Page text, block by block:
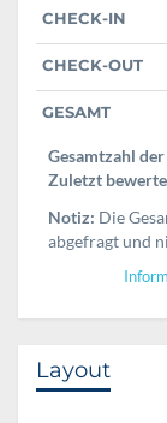
CHECK-IN
CHECK-OUT
GESAMT
Gesamtzahl
Zuletzt
Notiz: Die
abgefragt und
Layout